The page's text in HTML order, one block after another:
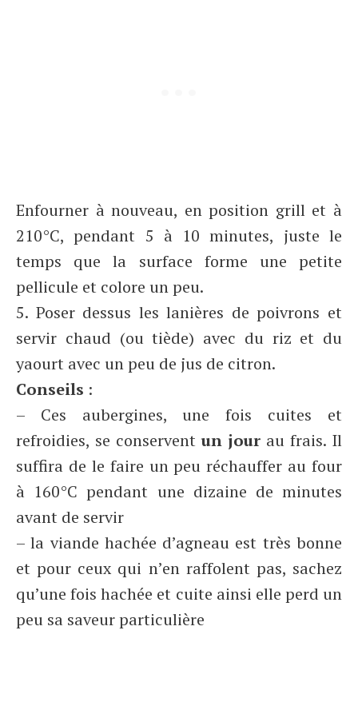
Enfourner à nouveau, en position grill et à
210°C, pendant 5 à 10 minutes, juste le
temps que la surface forme une petite
pellicule et colore un peu.
5. Poser dessus les lanières de poivrons et
servir chaud (ou tiède) avec du riz et du
yaourt avec un peu de jus de citron.
Conseils :
– Ces aubergines, une fois cuites et
refroidies, se conservent un jour au frais. Il
suffira de le faire un peu réchauffer au four
à 160°C pendant une dizaine de minutes
avant de servir
– la viande hachée d’agneau est très bonne
et pour ceux qui n’en raffolent pas, sachez
qu’une fois hachée et cuite ainsi elle perd un
peu sa saveur particulière